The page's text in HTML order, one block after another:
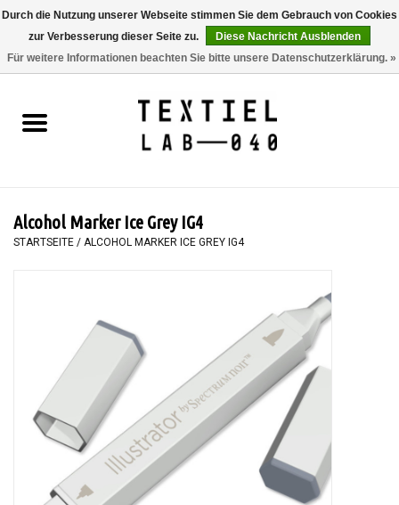
0 Artikel - €0,00
BÜCHER
MALEN
WORKSHOPS
SPECIALS
WERKZEUGE
Alcohol Marker Ice Grey IG4
STARTSEITE / ALCOHOL MARKER ICE GREY IG4
Durch die Nutzung unserer Webseite stimmen Sie dem Gebrauch von Cookies
zur Verbesserung dieser Seite zu.
Diese Nachricht Ausblenden
Für weitere Informationen beachten Sie bitte unsere Datenschutzerklärung. »